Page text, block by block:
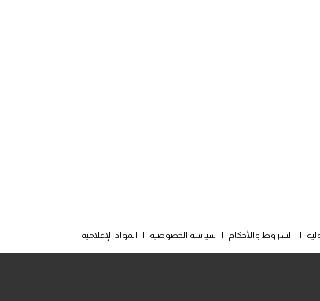
| الشروط والأحكام | سياسة الخصوصية | المواد الإعلامية